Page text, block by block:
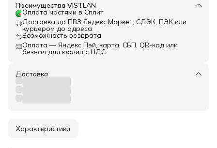
Преимущества VISTLAN
Оплата частями в Сплит
Доставка до ПВЗ Яндекс.Маркет, СДЭК, ПЭК или
курьером до адреса
Возможность возврата
Оплата — Яндекс Пэй, карта, СБП, QR-код или
безнал для юрлиц с НДС
Доставка
Характеристики